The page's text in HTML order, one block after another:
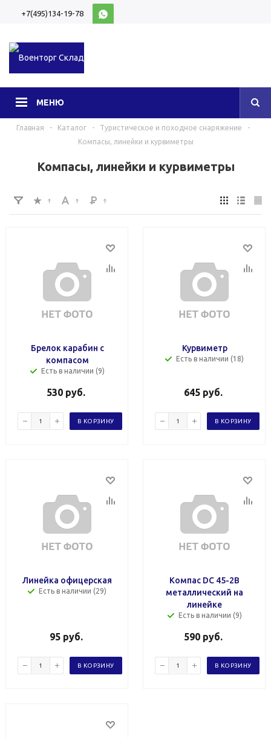
+7(495)134-19-78
МЕНЮ
Главная - Каталог - Туристическое и походное снаряжение
-
Компасы, линейки и курвиметры
Компасы, линейки и курвиметры
Брелок карабин с
компасом
Есть в наличии (9)
530 руб.
В КОРЗИНУ
Курвиметр
Есть в наличии (18)
645 руб.
В КОРЗИНУ
Линейка офицерская
Есть в наличии (29)
95руб.
В КОРЗИНУ
Компас DC 45-2В
металлический на
линейке
Есть в наличии (9)
590 руб.
В КОРЗИНУ